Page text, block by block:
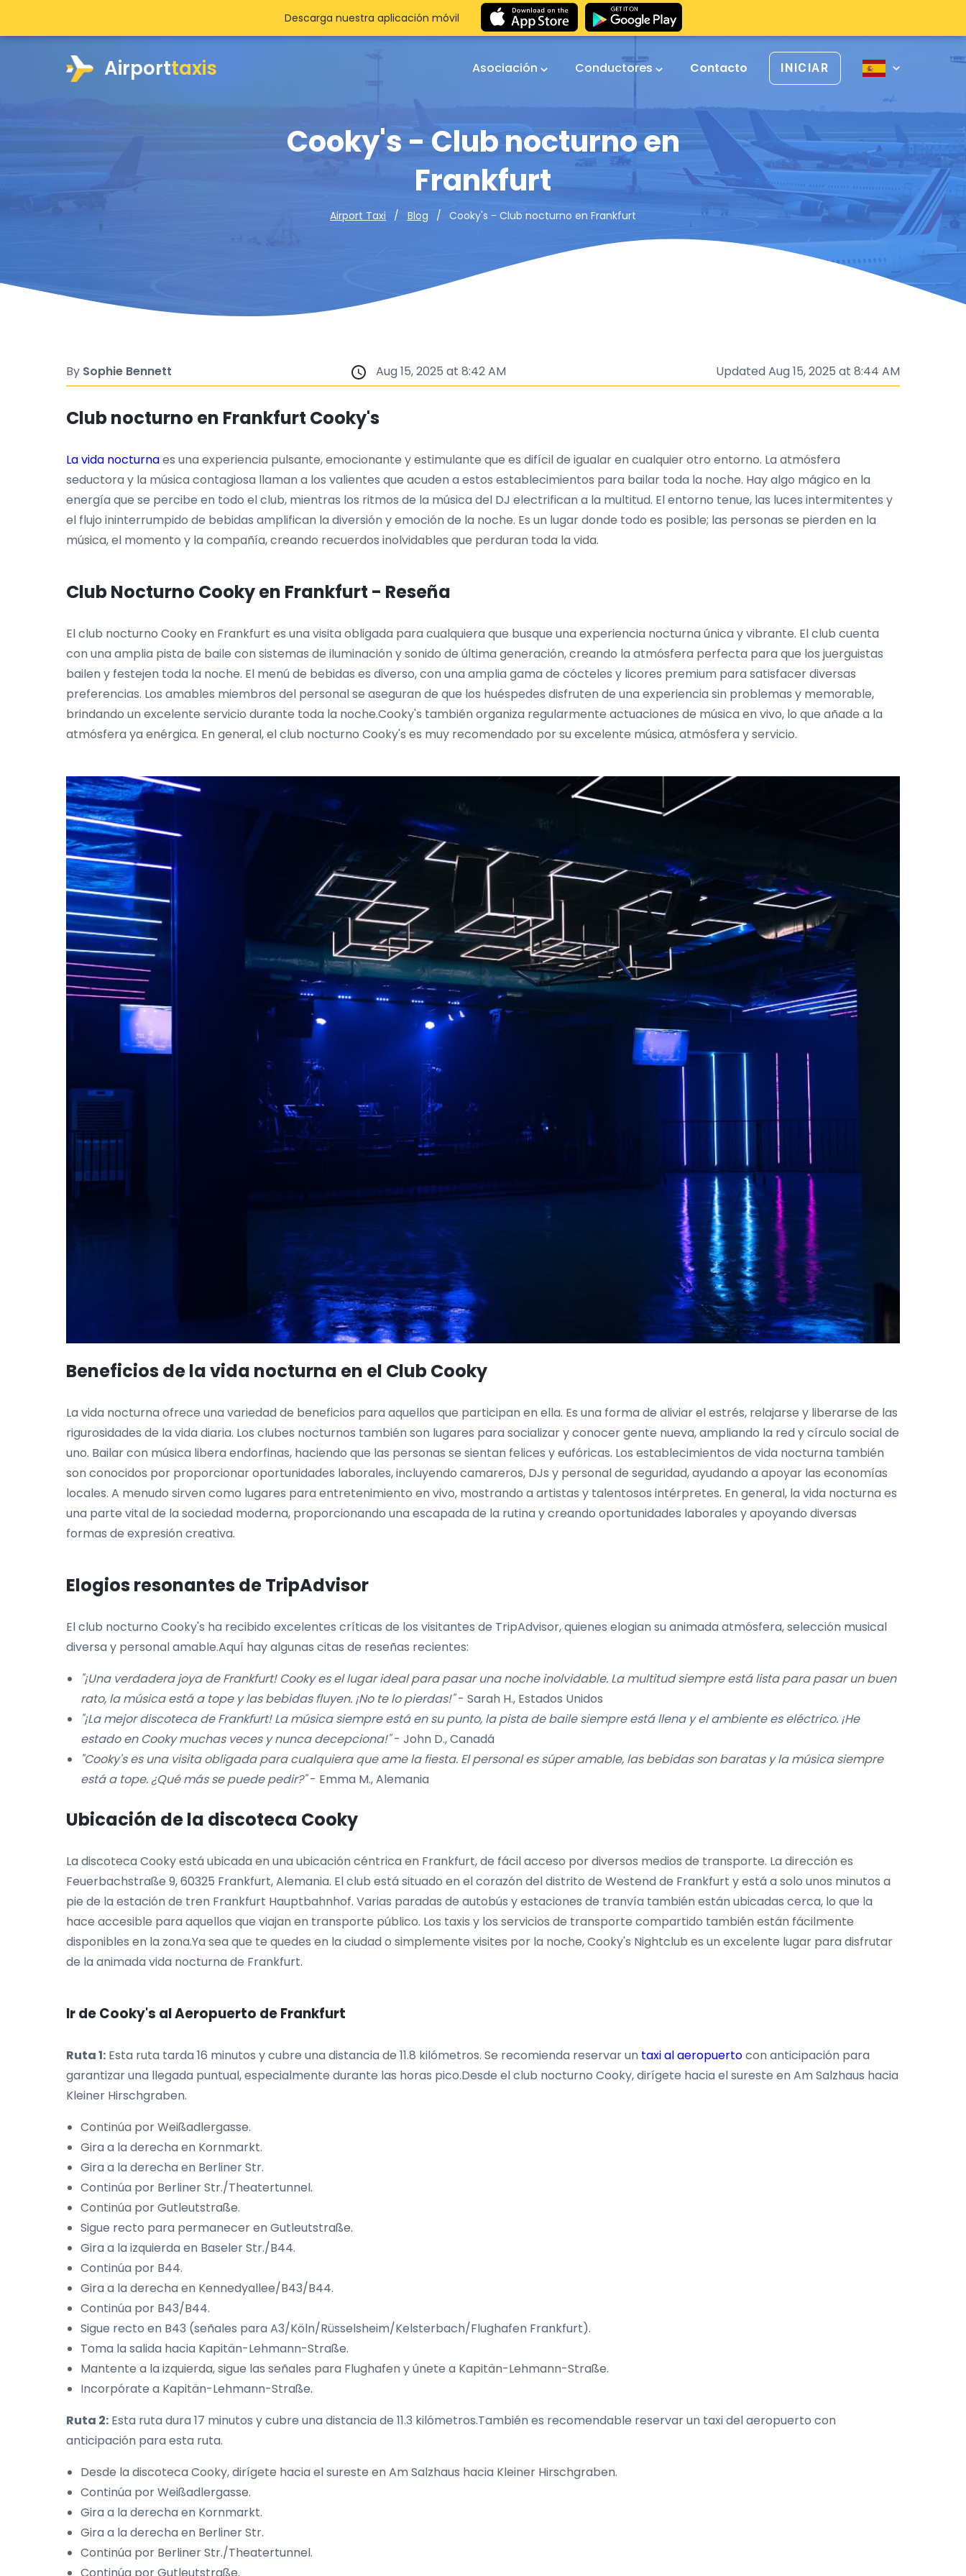
Airporttaxis Asociación Conductores Contacto INICIAR
Cooky's - Club nocturno en
Frankfurt
Airport Taxi Blog Cooky's - Club nocturno en Frankfurt
Descarga nuestra aplicación móvil
By Sophie Bennett Aug 15, 2025 at 8:42 AM Updated Aug 15, 2025 at 8:44 AM
Club nocturno en Frankfurt Cooky's
La vida nocturnaes una experiencia pulsante, emocionante y estimulante que es difícil de igualar en cualquier otro entorno. La atmósfera
seductora y la música contagiosa llaman a los valientes que acuden a estos establecimientos para bailar toda la noche. Hay algo mágico en la
energía que se percibe en todo el club, mientras los ritmos de la música del DJ electrifican a la multitud. El entorno tenue, las luces intermitentes y
el flujo ininterrumpido de bebidas amplifican la diversión y emoción de la noche. Es un lugar donde todo es posible; las personas se pierden en la
música, el momento y la compañía, creando recuerdos inolvidables que perduran toda la vida.
Club Nocturno Cooky en Frankfurt - Reseña
El club nocturno Cooky en Frankfurt es una visita obligada para cualquiera que busque una experiencia nocturna única y vibrante. El club cuenta
con una amplia pista de baile con sistemas de iluminación y sonido de última generación, creando la atmósfera perfecta para que los juerguistas
bailen y festejen toda la noche. El menú de bebidas es diverso, con una amplia gama de cócteles y licores premium para satisfacer diversas
preferencias. Los amables miembros del personal se aseguran de que los huéspedes disfruten de una experiencia sin problemas y memorable,
brindando un excelente servicio durante toda la noche.Cooky's también organiza regularmente actuaciones de música en vivo, lo que añade a la
atmósfera ya enérgica. En general, el club nocturno Cooky's es muy recomendado por su excelente música, atmósfera y servicio.
Beneficios de la vida nocturna en el Club Cooky
La vida nocturna ofrece una variedad de beneficios para aquellos que participan en ella. Es una forma de aliviar el estrés, relajarse y liberarse de las
rigurosidades de la vida diaria. Los clubes nocturnos también son lugares para socializar y conocer gente nueva, ampliando la red y círculo social de
uno. Bailar con música libera endorfinas, haciendo que las personas se sientan felices y eufóricas. Los establecimientos de vida nocturna también
son conocidos por proporcionar oportunidades laborales, incluyendo camareros, DJs y personal de seguridad, ayudando a apoyar las economías
locales. A menudo sirven como lugares para entretenimiento en vivo, mostrando a artistas y talentosos intérpretes. En general, la vida nocturna es
una parte vital de la sociedad moderna, proporcionando una escapada de la rutina y creando oportunidades laborales y apoyando diversas
formas de expresión creativa.
Elogios resonantes de TripAdvisor
El club nocturno Cooky's ha recibido excelentes críticas de los visitantes de TripAdvisor, quienes elogian su animada atmósfera, selección musical
diversa y personal amable.Aquí hay algunas citas de reseñas recientes:
"¡Una verdadera joya de Frankfurt! Cooky es el lugar ideal para pasar una noche inolvidable. La multitud siempre está lista para pasar un buen
rato, la música está a tope y las bebidas fluyen. ¡No te lo pierdas!"- Sarah H., Estados Unidos
"¡La mejor discoteca de Frankfurt! La música siempre está en su punto, la pista de baile siempre está llena y el ambiente es eléctrico. ¡He
estado en Cooky muchas veces y nunca decepciona!"- John D., Canadá
"Cooky's es una visita obligada para cualquiera que ame la fiesta. El personal es súper amable, las bebidas son baratas y la música siempre
está a tope. ¿Qué más se puede pedir?"- Emma M., Alemania
Ubicación de la discoteca Cooky
La discoteca Cooky está ubicada en una ubicación céntrica en Frankfurt, de fácil acceso por diversos medios de transporte. La dirección es
Feuerbachstraße 9, 60325 Frankfurt, Alemania. El club está situado en el corazón del distrito de Westend de Frankfurt y está a solo unos minutos a
pie de la estación de tren Frankfurt Hauptbahnhof. Varias paradas de autobús y estaciones de tranvía también están ubicadas cerca, lo que la
hace accesible para aquellos que viajan en transporte público. Los taxis y los servicios de transporte compartido también están fácilmente
disponibles en la zona.Ya sea que te quedes en la ciudad o simplemente visites por la noche, Cooky's Nightclub es un excelente lugar para disfrutar
de la animada vida nocturna de Frankfurt.
Ir de Cooky's al Aeropuerto de Frankfurt
Ruta 1: Esta ruta tarda 16 minutos y cubre una distancia de 11.8 kilómetros. Se recomienda reservar un taxi al aeropuertocon anticipación para
garantizar una llegada puntual, especialmente durante las horas pico.Desde el club nocturno Cooky, dirígete hacia el sureste en Am Salzhaus hacia
Kleiner Hirschgraben.
Continúa por Weißadlergasse.
Gira a la derecha en Kornmarkt.
Gira a la derecha en Berliner Str.
Continúa por Berliner Str./Theatertunnel.
Continúa por Gutleutstraße.
Sigue recto para permanecer en Gutleutstraße.
Gira a la izquierda en Baseler Str./B44.
Continúa por B44.
Gira a la derecha en Kennedyallee/B43/B44.
Continúa por B43/B44.
Sigue recto en B43 (señales para A3/Köln/Rüsselsheim/Kelsterbach/Flughafen Frankfurt).
Toma la salida hacia Kapitän-Lehmann-Straße.
Mantente a la izquierda, sigue las señales para Flughafen y únete a Kapitän-Lehmann-Straße.
Incorpórate a Kapitän-Lehmann-Straße.
Ruta 2: Esta ruta dura 17 minutos y cubre una distancia de 11.3 kilómetros.También es recomendable reservar un taxi del aeropuerto con
anticipación para esta ruta.
Desde la discoteca Cooky, dirígete hacia el sureste en Am Salzhaus hacia Kleiner Hirschgraben.
Continúa por Weißadlergasse.
Gira a la derecha en Kornmarkt.
Gira a la derecha en Berliner Str.
Continúa por Berliner Str./Theatertunnel.